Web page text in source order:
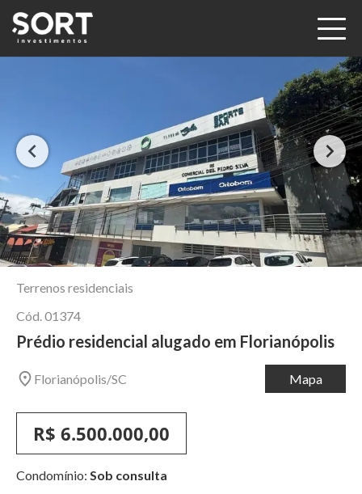
Terrenos residenciais
Cód.01374
Prédio residencial alugado em Florianópolis
Florianópolis/SC Mapa
R$ 6.500.000,00
Condomínio: Sob consulta